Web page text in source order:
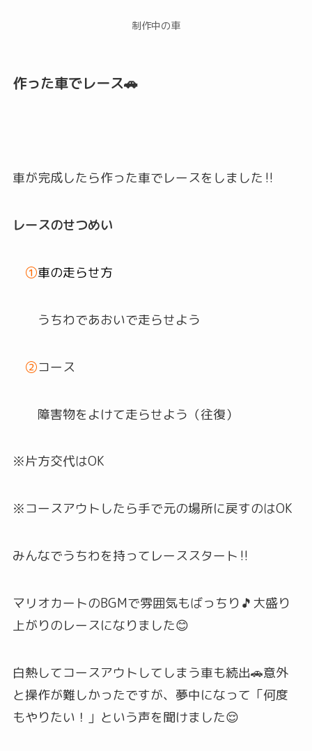
制作中の車
作った車でレース🚗
車が完成したら作った車でレースをしました‼
レースのせつめい
①車の走らせ方
うちわであおいで走らせよう
②コース
障害物をよけて走らせよう（往復）
※片方交代はOK
※コースアウトしたら手で元の場所に戻すのはOK
みんなでうちわを持ってレーススタート‼
マリオカートのBGMで雰囲気もばっちり🎵大盛り
上がりのレースになりました😊
白熱してコースアウトしてしまう車も続出🚗意外
と操作が難しかったですが、夢中になって「何度
もやりたい！」という声を聞けました😌